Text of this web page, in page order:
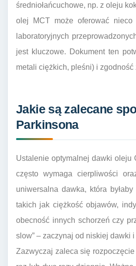
średniołańcuchowe, np. z oleju
olej MCT może oferować nieco
laboratoryjnych
jest kluczowe. Dokument ten
metali ciężkich, pleśni) i zgodność
Jakie są zalecane
Parkinsona
Ustalenie optymalnej dawki oleju
często wymaga cierpliwości
uniwersalna dawka, która
takich jak ciężkość objawów,
obecność innych schorzeń czy
slow” – zaczynaj od niskiej dawki
Zazwyczaj zaleca się